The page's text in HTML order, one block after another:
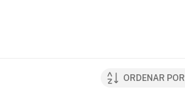
ORDENAR POR